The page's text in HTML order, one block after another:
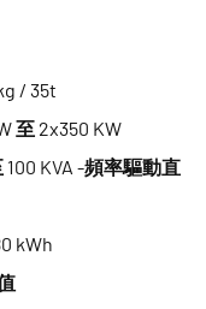
/ 35t
至 2x350 KW
100 KVA -頻率驅動直
kWh